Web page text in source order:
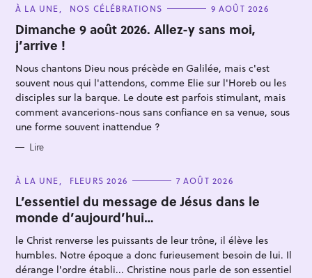
C
T
E
G
O
R
I
E
S
À LA UNE NOS CÉLÉBRATIONS 9 AOÛT 2026
Dimanche 9 août 2026. Allez-y sans moi,
j’arrive !
Nous chantons Dieu nous précède en Galilée, mais c'est
souvent nous qui l'attendons, comme Elie sur l'Horeb ou les
disciples sur la barque. Le doute est parfois stimulant, mais
comment avancerions-nous sans confiance en sa venue, sous
une forme souvent inattendue ?
Lire
C
T
E
G
O
R
I
E
S
À LA UNE FLEURS 2026 7 AOÛT 2026
L’essentiel du message de Jésus dans le
monde d’aujourd’hui…
le Christ renverse les puissants de leur trône, il élève les
humbles. Notre époque a donc furieusement besoin de lui. Il
dérange l'ordre établi... Christine nous parle de son essentiel
c
h
e
r
c
h
e
r